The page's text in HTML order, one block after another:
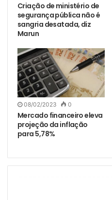
Criação de ministério de
segurança pública não é
sangria desatada, diz
Marun
08/02/2023 0
Mercado financeiro eleva
projeção da inflação
para 5,78%